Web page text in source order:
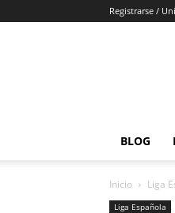
Registrarse /
BLOG
Inicio Liga
Liga Española